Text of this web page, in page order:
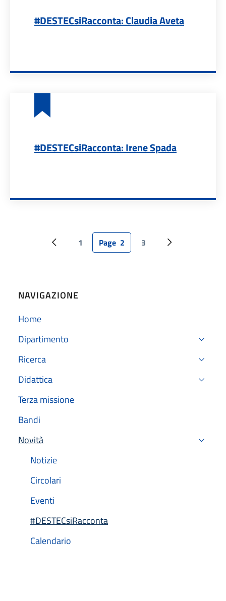
#DESTECsiRacconta: Claudia Aveta
#DESTECsiRacconta: Irene Spada
Pagina precedente
Page
1 Pagina attuale
Page 2 Page
3 Pagina
NAVIGAZIONE
Home
Dipartimento
Ricerca
Didattica
Terza missione
Bandi
Novità
Attivo
Notizie
Circolari
Eventi
#DESTECsiRacconta
Calendario